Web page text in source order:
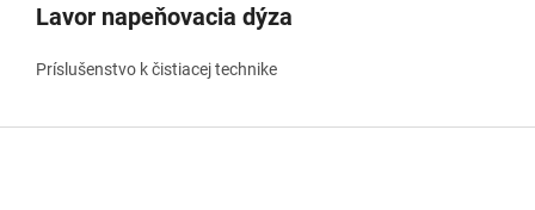
Lavor napeňovacia dýza
Príslušenstvo k čistiacej technike